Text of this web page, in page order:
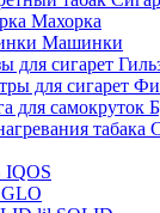
Махорка
Машинки
IQOS
GLO